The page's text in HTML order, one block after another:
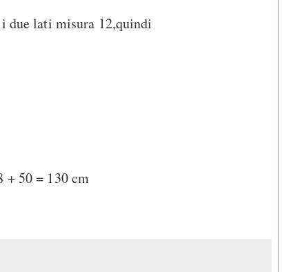
due lati misura 12,quindi
+ 50 = 130 cm